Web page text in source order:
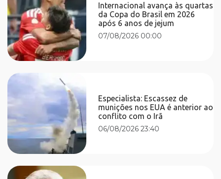
Internacional avança às quartas
da Copa do Brasil em 2026
após 6 anos de jejum
07/08/2026 00:00
Especialista: Escassez de
munições nos EUA é anterior ao
conflito com o Irã
06/08/2026 23:40